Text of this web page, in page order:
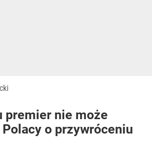
premier nie może
o przywróceniu